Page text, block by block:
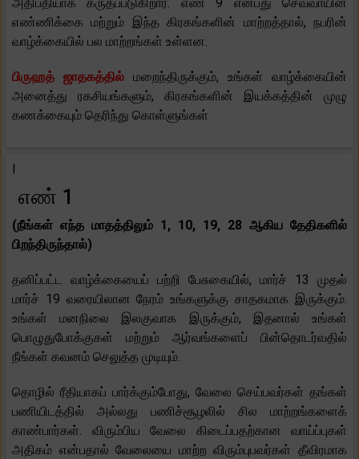
எண்ணிக்கை மற்றும் இந்த கிரகங்களின் மாற்றத்தால், நபரின்
வாழ்க்கையில் பல மாற்றங்கள் உள்ளன.
பிருஹத் ஜாதகத்தில் மறைந்திருக்கும், உங்கள் வாழ்க்கையின்
அனைத்து ரகசியங்களும், கிரகங்களின் இயக்கத்தின் முழு
கணக்கையும் தெரிந்து கொள்ளுங்கள்
|
எண் 1
(நீங்கள் எந்த மாதத்திலும் 1, 10, 19, 28 ஆகிய தேதிகளில்
பிறந்திருந்தால்)
தனிப்பட்ட வாழ்க்கையைப் பற்றி பேசுகையில், மார்ச் 13 முதல்
மார்ச் 19 வரையிலான நேரம் உங்களுக்கு சாதகமாக இருக்கும்.
உங்கள் மனநிலை இலகுவாக இருக்கும், இதனால் உங்கள்
பொழுதுபோக்குகள் மற்றும் ஆர்வங்களைப் பின்தொடர்வதில்
நீங்கள் கவனம் செலுத்த முடியும்.
தொழில் ரீதியாகப் பார்க்கும்போது, ​​வேலை செய்பவர்கள் தங்கள்
பணியிடத்தில் அல்லது பணிச்சூழலில் சில மாற்றங்களைக்
காண்பார்கள். விரும்பிய வேலை கிடைப்பதற்கான வாய்ப்புகள்
அதிகம் என்பதால் வேலையை மாற்ற விரும்புபவர்கள் தீவிரமாக